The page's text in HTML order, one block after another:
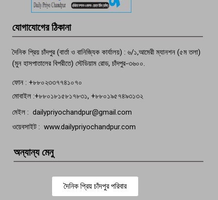
যোগাযোগের ঠিকানা
দৈনিক প্রিয় চাঁদপুর (বার্তা ও বানিজ্যিক কার্যালয়) : ৬/১,আমেরী ম্যানশন (৫ম তলা)
(মুন হাসপাতালের বিপরীতে) স্টেডিয়াম রোড, চাঁদপুর-৩৬০০.
ফোন : +৮৮০২৩৩৭৭৪১০৭০
মোবাইল :+৮৮০১৮১৫৮১৭৮৩১, +৮৮০১৯৫৭৪৯৩১৩২
মেইল : dailypriyochandpur@gmail.com
ওয়েবসাইট : www.dailypriyochandpur.com
অন্যান্য মেনু
দৈনিক প্রিয় চাঁদপুর পরিবার